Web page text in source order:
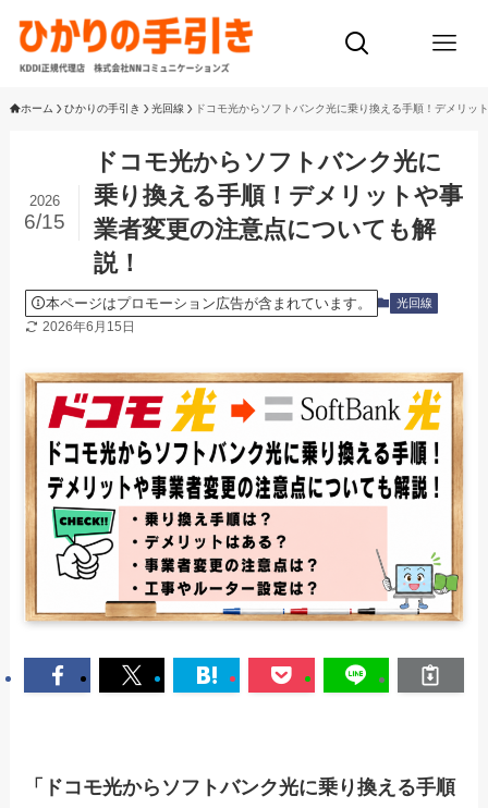
ホーム ひかりの手引き 光回線 ドコモ光からソフトバンク光に乗り換える手順！デメリッ
ドコモ光からソフトバンク光に
乗り換える手順！デメリットや事
業者変更の注意点についても解
説！
2026
6/15
本ページはプロモーション広告が含まれています。 光回線
2026年6月15日
「ドコモ光からソフトバンク光に乗り換える手順